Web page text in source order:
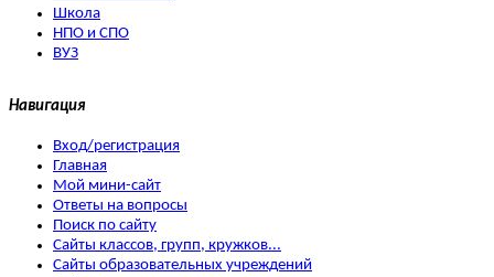
Школа
НПО и СПО
ВУЗ
Навигация
Вход/регистрация
Главная
Мой мини-сайт
Ответы на вопросы
Поиск по сайту
Сайты классов, групп, кружков...
Сайты образовательных учреждений